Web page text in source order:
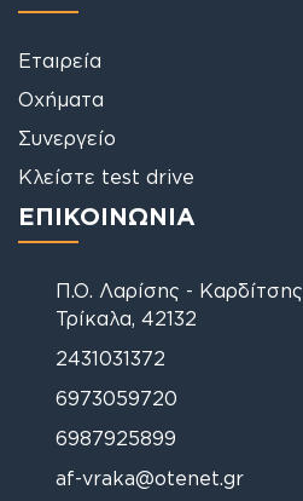
Εταιρεία
Οχήματα
Συνεργείο
Κλείστε test drive
ΕΠΙΚΟΙΝΩΝΙΑ
Π.Ο. Λαρίσης - Καρδίτσης
Τρίκαλα, 42132
2431031372
6973059720
6987925899
af-vraka@otenet.gr